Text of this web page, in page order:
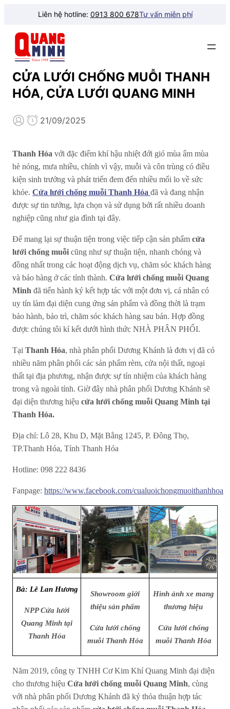
Liên hệ hotline: 0913 800 678Tư vấn miễn phí
CỬA LƯỚI CHỐNG MUỖI THANH
HÓA, CỬA LƯỚI QUANG MINH
21/09/2025
Thanh Hóa với đặc điểm khí hậu nhiệt đới gió mùa ẩm mùa
hè nóng, mưa nhiều, chính vì vậy, muỗi và côn trùng có điều
kiện sinh trưởng và phát triển đem đến nhiều mối lo về sức
khỏe. Cửa lưới chống muỗi Thanh Hóa đã và đang nhận
được sự tin tưởng, lựa chọn và sử dụng bởi rất nhiều doanh
nghiệp cũng như gia đình tại đây.
Để mang lại sự thuận tiện trong việc tiếp cận sản phẩm cửa
lưới chống muỗi cũng như sự thuận tiện, nhanh chóng và
đồng nhất trong các hoạt động dịch vụ, chăm sóc khách hàng
và bảo hàng ở các tỉnh thành. Cửa lưới chống muỗi Quang
Minh đã tiến hành ký kết hợp tác với một đơn vị, cá nhân có
uy tín làm đại diện cung ứng sản phẩm và đồng thời là trạm
bảo hành, bảo trì, chăm sóc khách hàng sau bán. Hợp đồng
được chúng tôi kí kết dưới hình thức NHÀ PHÂN PHỐI.
Tại Thanh Hóa, nhà phân phối Dương Khánh là đơn vị đã có
nhiều năm phân phối các sản phẩm rèm, cửa nội thất, ngoại
thất tại địa phương, nhận được sự tín nhiệm của khách hàng
trong và ngoài tỉnh. Giờ đây nhà phân phối Dương Khánh sẽ
đại diện thương hiệu cửa lưới chống muỗi Quang Minh tại
Thanh Hóa.
Địa chỉ: Lô 28, Khu D, Mặt Bằng 1245, P. Đông Thọ,
TP.Thanh Hóa, Tỉnh Thanh Hóa
Hotline: 098 222 8436
Fanpage: https://www.facebook.com/cualuoichongmuoithanhhoa
Bà: Lê Lan Hương
NPP Cửa lưới
Quang Minh tại
Thanh Hóa
Showroom giới
thiệu sản phẩm
Cửa lưới chống
muỗi Thanh Hóa
Hình ảnh xe mang
thương hiệu
Cửa lưới chống
muỗi Thanh Hóa
Năm 2019, công ty TNHH Cơ Kim Khí Quang Minh đại diện
cho thương hiệu Cửa lưới chống muỗi Quang Minh, cùng
với nhà phân phối Dương Khánh đã ký thỏa thuận hợp tác